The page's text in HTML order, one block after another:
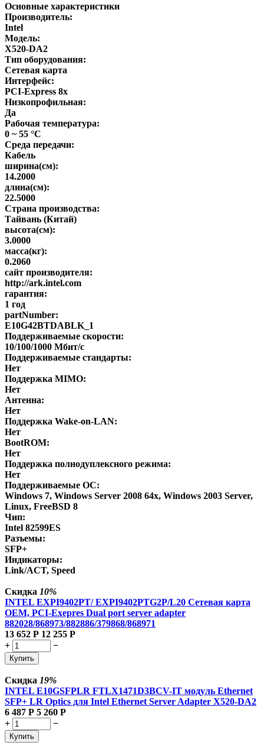
Основные характеристики
Производитель:
Intel
Модель:
X520-DA2
Тип оборудования:
Сетевая карта
Интерфейс:
PCI-Express 8x
Низкопрофильная:
Да
Рабочая температура:
0 ~ 55 °C
Среда передачи:
Кабель
ширина(см):
14.2000
длина(см):
22.5000
Страна производства:
Тайвань (Китай)
высота(см):
3.0000
масса(кг):
0.2060
сайт производителя:
http://ark.intel.com
гарантия:
1 год
partNumber:
E10G42BTDABLK_1
Поддерживаемые скорости:
10/100/1000 Мбит/с
Поддерживаемые стандарты:
Нет
Поддержка MIMO:
Нет
Антенна:
Нет
Поддержка Wake-on-LAN:
Нет
BootROM:
Нет
Поддержка полнодуплексного режима:
Нет
Поддерживаемые ОС:
Windows 7, Windows Server 2008 64х, Windows 2003 Server,
Linux, FreeBSD 8
Чип:
Intel 82599ES
Разъемы:
SFP+
Индикаторы:
Link/ACT, Speed
Скидка 10%
INTEL EXPI9402PT/ EXPI9402PTG2P/L20 Сетевая карта
OEM, PCI-Exepres Dual port server adapter
882028/868973/882886/379868/868971
13 652 Р 12 255 Р
+
−
Купить
Скидка 19%
INTEL E10GSFPLR FTLX1471D3BCV-IT модуль Ethernet
SFP+ LR Optics для Intel Ethernet Server Adapter X520-DA2
6 487 Р 5 260 Р
+
−
Купить